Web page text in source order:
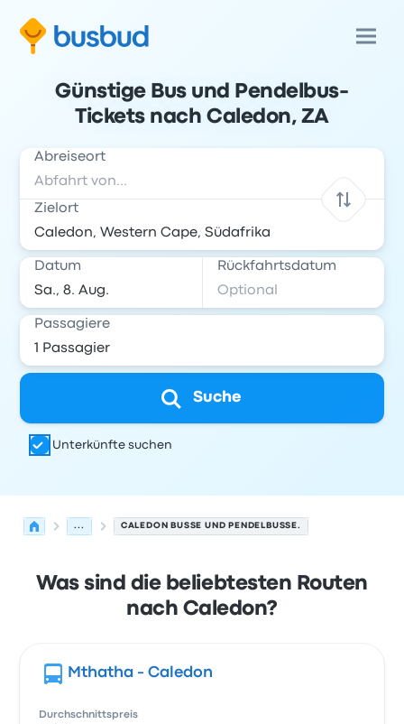
Günstige Bus und Pendelbus-
Tickets nach Caledon, ZA
Abreiseort
Zielort
Datum Rückfahrtsdatum
Passagiere
Suche
Unterkünfte suchen
... CALEDON BUSSE UND PENDELBUSSE.
Was sind die beliebtesten Routen
nach Caledon?
Mthatha - Caledon
Durchschnittspreis